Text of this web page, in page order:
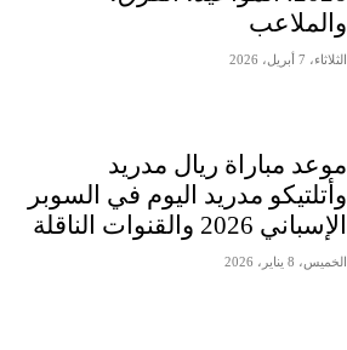
والملاعب
الثلاثاء، 7 أبريل، 2026
موعد مباراة ريال مدريد
وأتلتيكو مدريد اليوم في السوبر
الإسباني 2026 والقنوات الناقلة
الخميس، 8 يناير، 2026